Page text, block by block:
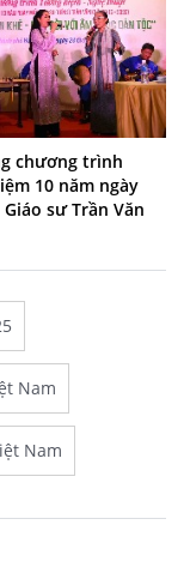
chương trình
10 năm ngày
sư Trần Văn
Nam
Nam